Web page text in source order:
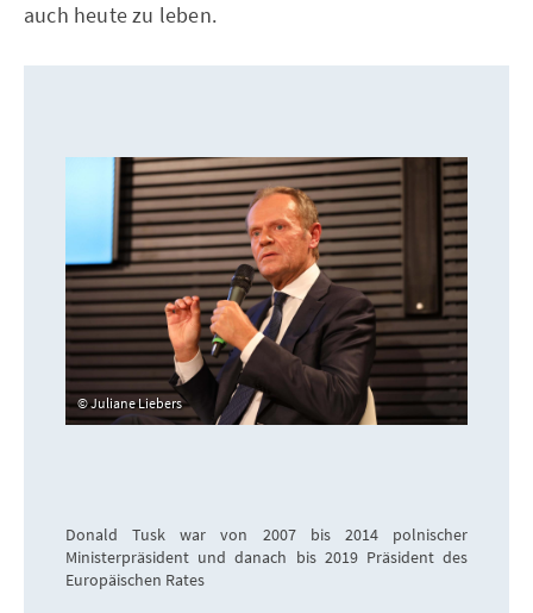
auch heute zu leben.
Juliane Liebers
Donald Tusk war von 2007 bis 2014 polnischer
Ministerpräsident und danach bis 2019 Präsident des
Europäischen Rates